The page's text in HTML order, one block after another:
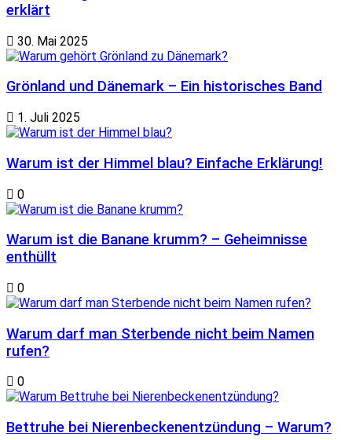
erklärt
30. Mai 2025
Grönland und Dänemark – Ein historisches Band
1. Juli 2025
Warum ist der Himmel blau? Einfache Erklärung!
0
Warum ist die Banane krumm? – Geheimnisse
enthüllt
0
Warum darf man Sterbende nicht beim Namen
rufen?
0
Bettruhe bei Nierenbeckenentzündung – Warum?